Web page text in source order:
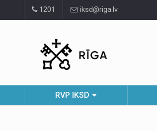
1201 iksd@riga.lv
RVP IKSD